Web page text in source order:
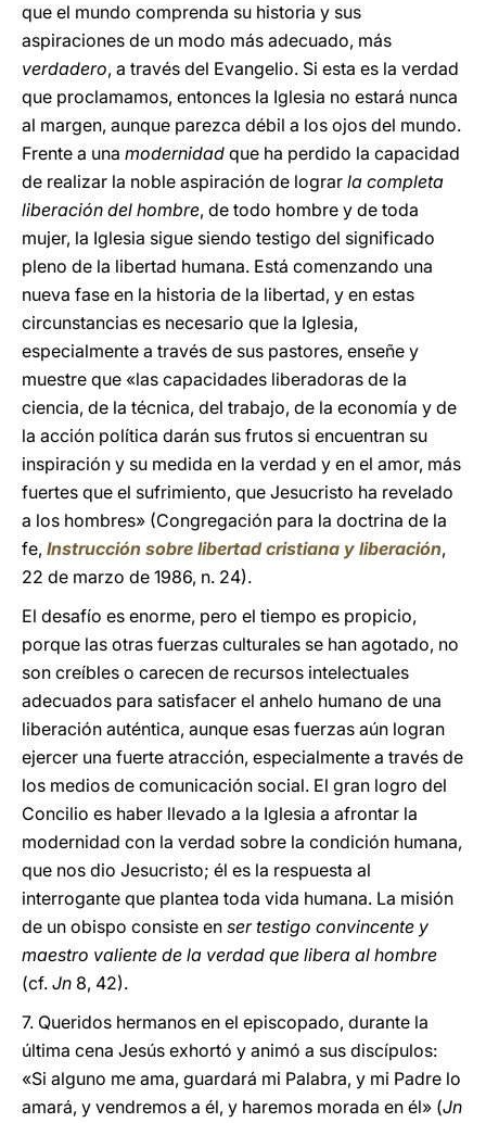
que el mundo comprenda su historia y sus
aspiraciones de un modo más adecuado, más
verdadero, a través del Evangelio. Si esta es la verdad
que proclamamos, entonces la Iglesia no estará nunca
al margen, aunque parezca débil a los ojos del mundo.
Frente a una modernidad que ha perdido la capacidad
de realizar la noble aspiración de lograr la completa
liberación del hombre, de todo hombre y de toda
mujer, la Iglesia sigue siendo testigo del significado
pleno de la libertad humana. Está comenzando una
nueva fase en la historia de la libertad, y en estas
circunstancias es necesario que la Iglesia,
especialmente a través de sus pastores, enseñe y
muestre que «las capacidades liberadoras de la
ciencia, de la técnica, del trabajo, de la economía y de
la acción política darán sus frutos si encuentran su
inspiración y su medida en la verdad y en el amor, más
fuertes que el sufrimiento, que Jesucristo ha revelado
a los hombres» (Congregación para la doctrina de la
fe, Instrucción sobre libertad cristiana y liberación,
22 de marzo de 1986, n. 24).
El desafío es enorme, pero el tiempo es propicio,
porque las otras fuerzas culturales se han agotado, no
son creíbles o carecen de recursos intelectuales
adecuados para satisfacer el anhelo humano de una
liberación auténtica, aunque esas fuerzas aún logran
ejercer una fuerte atracción, especialmente a través de
los medios de comunicación social. El gran logro del
Concilio es haber llevado a la Iglesia a afrontar la
modernidad con la verdad sobre la condición humana,
que nos dio Jesucristo; él es la respuesta al
interrogante que plantea toda vida humana. La misión
de un obispo consiste en ser testigo convincente y
maestro valiente de la verdad que libera al hombre
(cf. Jn 8, 42).
7. Queridos hermanos en el episcopado, durante la
última cena Jesús exhortó y animó a sus discípulos:
«Si alguno me ama, guardará mi Palabra, y mi Padre lo
amará, y vendremos a él, y haremos morada en él» (Jn